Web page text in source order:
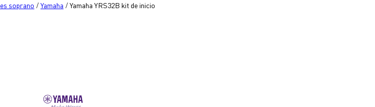
soprano /Yamaha /Yamaha YRS32B kit de inicio